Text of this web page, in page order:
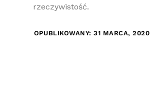
rzeczywistość.
OPUBLIKOWANY: 31 MARCA, 2020